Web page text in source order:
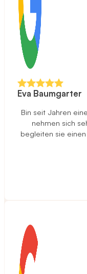
Eva Baumgarter
Bin seit Jahren
nehmen sich
begleiten sie